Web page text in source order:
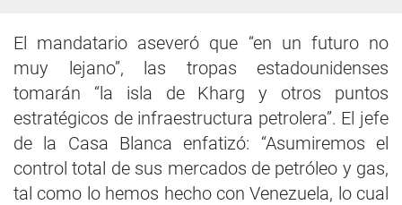
El mandatario aseveró que “en un futuro no
muy lejano”, las tropas estadounidenses
tomarán “la isla de Kharg y otros puntos
estratégicos de infraestructura petrolera”. El jefe
de la Casa Blanca enfatizó: “Asumiremos el
control total de sus mercados de petróleo y gas,
tal como lo hemos hecho con Venezuela, lo cual